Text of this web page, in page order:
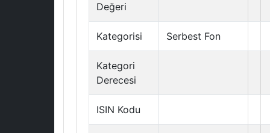
Değeri
Kategorisi Serbest Fon
Kategori
Derecesi
ISIN Kodu